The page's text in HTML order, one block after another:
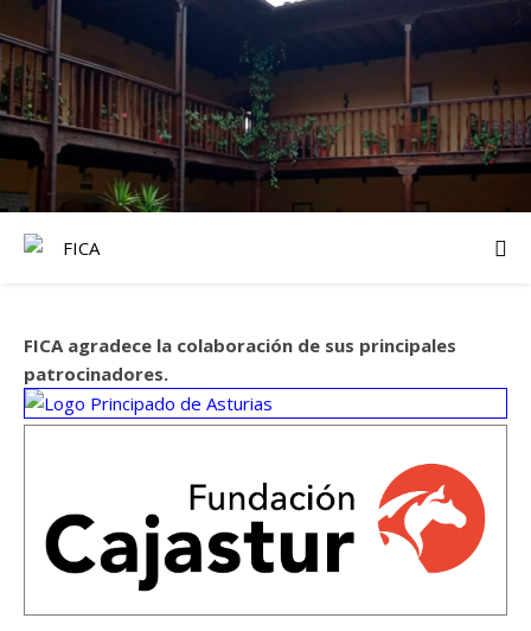
FICA agradece la colaboración de sus principales
patrocinadores.